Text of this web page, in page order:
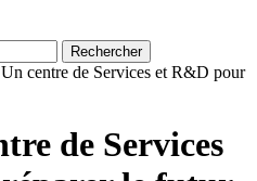
Rechercher
centre de Services et R&D pour
de Services